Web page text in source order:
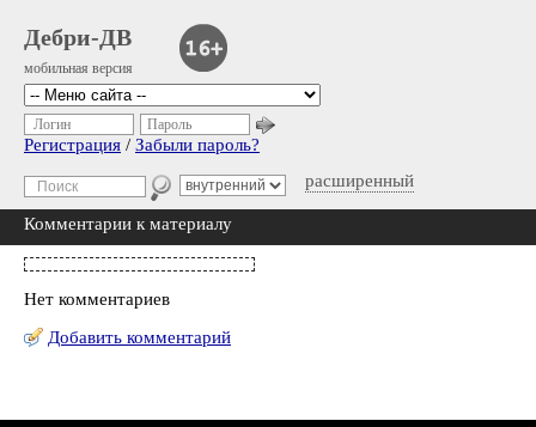
Дебри-ДВ
мобильная версия
расширенный
Логин Пароль
Регистрация / Забыли пароль?
Комментарии к материалу
Нет комментариев
Добавить комментарий